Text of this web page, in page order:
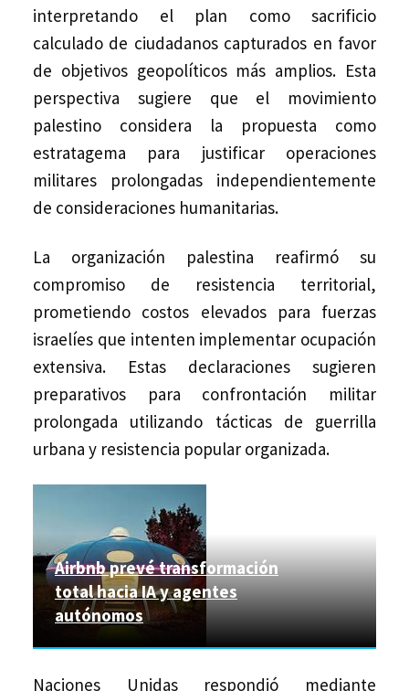
interpretando el plan como sacrificio
calculado de ciudadanos capturados en favor
de objetivos geopolíticos más amplios. Esta
perspectiva sugiere que el movimiento
palestino considera la propuesta como
estratagema para justificar operaciones
militares prolongadas independientemente
de consideraciones humanitarias.
La organización palestina reafirmó su
compromiso de resistencia territorial,
prometiendo costos elevados para fuerzas
israelíes que intenten implementar ocupación
extensiva. Estas declaraciones sugieren
preparativos para confrontación militar
prolongada utilizando tácticas de guerrilla
urbana y resistencia popular organizada.
Airbnb prevé transformación
total hacia IA y agentes
autónomos
Naciones Unidas respondió mediante